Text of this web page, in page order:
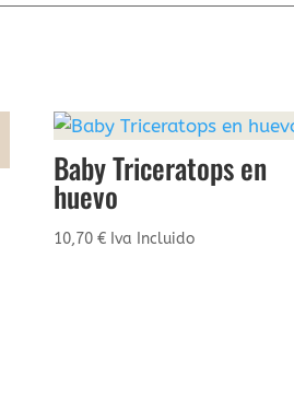
Baby Triceratops en
huevo
10,70€ Iva Incluido